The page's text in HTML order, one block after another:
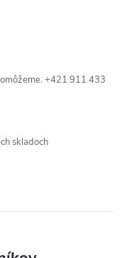
+421 911 433
skladoch